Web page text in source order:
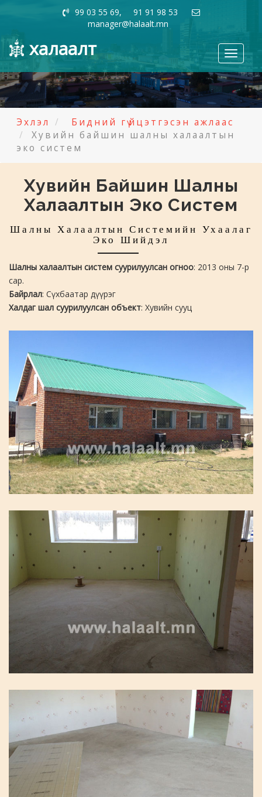
99 03 55 69, 91 91 98 53
manager@halaalt.mn
Toggle
халаалт
Эхлэл
Бидний гүйцэтгэсэн ажлаас
Хувийн байшин шалны халаалтын
эко систем
Хувийн Байшин Шалны
Халаалтын Эко Систем
Шалны Халаалтын Системийн Ухаалаг
Эко Шийдэл
Шалны халаалтын систем суурилуулсан огноо: 2013 оны 7-р
сар.
Байрлал: Сүхбаатар дүүрэг
Халдаг шал суурилуулсан объект: Хувийн сууц